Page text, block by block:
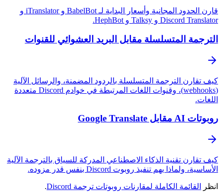
قارن الحدود المجانية وأسعار البداية لـ BabelBot و iTranslator و
Discord Translator و Talksy و HephBot.
الترجمة المتسلسلة مقابل البريد العشوائي للقنوات
كيف تقارن الترجمة المتسلسلة بالردود المضمنة، والرسائل الآلية
(webhooks)، وقنوات اللغات المرتبطة في خوادم Discord متعددة
اللغات.
روبوتات AI مقابل Google Translate
كيف تقارن تقنية الذكاء الاصطناعي المدركة للسياق بالترجمة الآلية
الأساسية، ولماذا يهم تنفيذ روبوت Discord بنفس قدر مزوده.
انظر القائمة الكاملة لمقارنات روبوتات ترجمة Discord .